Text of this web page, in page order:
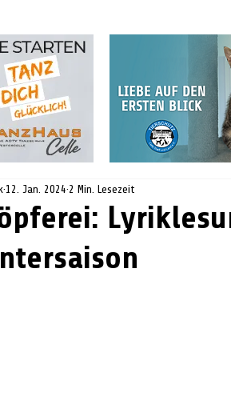
12. Jan. 2024 2 Min. Lesezeit